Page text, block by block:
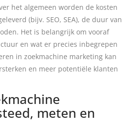
het algemeen worden de kosten
(bijv. SEO, SEA), de duur van
Het is belangrijk om vooraf
en wat er precies inbegrepen
in zoekmachine marketing kan
en meer potentiële klanten
meten en